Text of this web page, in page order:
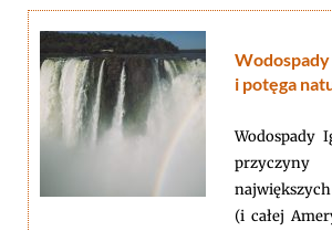
i potęga
Wodospady
(i całej